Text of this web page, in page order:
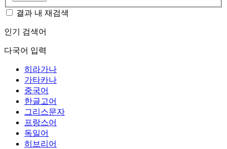
결과 내 재검색
인기 검색어
다국어 입력
히라가나
가타카나
중국어
한글고어
그리스문자
프랑스어
독일어
히브리어